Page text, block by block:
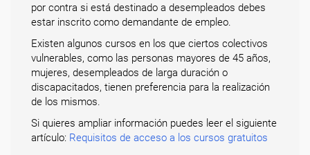
por contra si está destinado a desempleados debes
estar inscrito como demandante de empleo.
Existen algunos cursos en los que ciertos colectivos
vulnerables, como las personas mayores de 45 años,
mujeres, desempleados de larga duración o
discapacitados, tienen preferencia para la realización
de los mismos.
Si quieres ampliar información puedes leer el siguiente
artículo: Requisitos de acceso a los cursos gratuitos